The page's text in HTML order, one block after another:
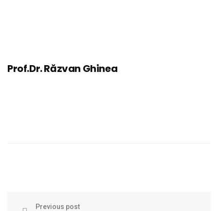
Prof.Dr. Răzvan Ghinea
Previous post